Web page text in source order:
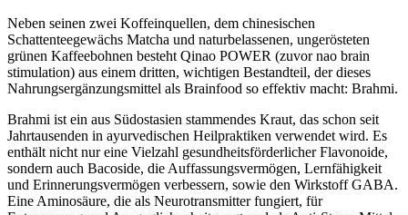
Neben seinen zwei Koffeinquellen, dem chinesischen
Schattenteegewächs Matcha und naturbelassenen, ungerösteten
grünen Kaffeebohnen besteht Qinao POWER (zuvor nao brain
stimulation) aus einem dritten, wichtigen Bestandteil, der dieses
Nahrungsergänzungsmittel als Brainfood so effektiv macht: Brahmi.
Brahmi ist ein aus Südostasien stammendes Kraut, das schon seit
Jahrtausenden in ayurvedischen Heilpraktiken verwendet wird. Es
enthält nicht nur eine Vielzahl gesundheitsförderlicher Flavonoide,
sondern auch Bacoside, die Auffassungsvermögen, Lernfähigkeit
und Erinnerungsvermögen verbessern, sowie den Wirkstoff GABA.
Eine Aminosäure, die als Neurotransmitter fungiert, für